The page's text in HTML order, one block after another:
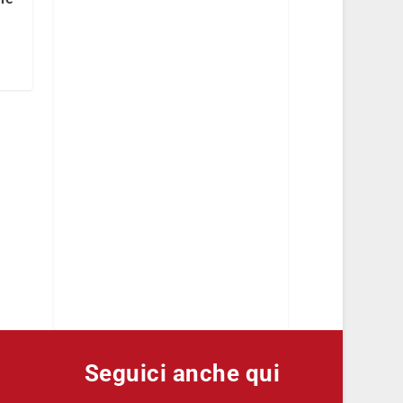
Seguici anche qui